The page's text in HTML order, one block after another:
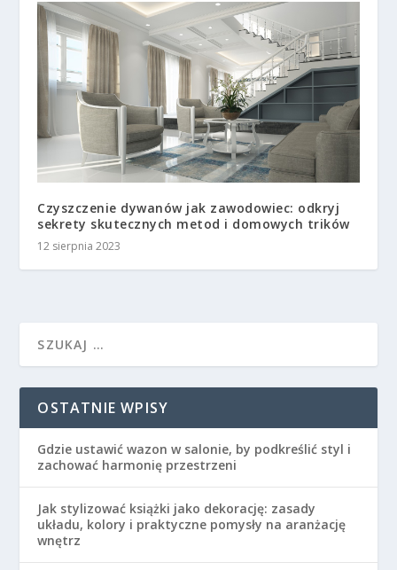
Czyszczenie dywanów jak zawodowiec: odkryj
sekrety skutecznych metod i domowych trików
12 sierpnia 2023
OSTATNIE WPISY
Gdzie ustawić wazon w salonie, by podkreślić styl i
zachować harmonię przestrzeni
Jak stylizować książki jako dekorację: zasady
układu, kolory i praktyczne pomysły na aranżację
wnętrz